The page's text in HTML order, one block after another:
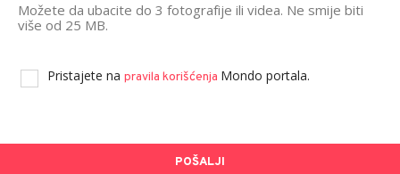
Možete da ubacite do 3 fotografije ili videa. Ne smije biti
više od 25 MB.
Pristajete na pravila korišćenja Mondo portala.
POŠALJI